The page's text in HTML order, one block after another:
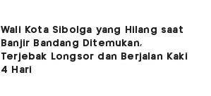
Wali Kota Sibolga yang Hilang saat
Banjir Bandang Ditemukan,
Terjebak Longsor dan Berjalan Kaki
4 Hari